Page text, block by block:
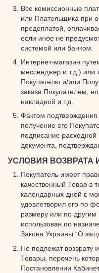
Все комиссионные
или Плательщика при
предоплатой,
если иное не
системой или банком.
Интернет-магазин
мессенджер и т.д.)
Покупателю и/или
заказа Покупателем,
накладной и т.д.
Фактом подтверждения
получение его
подписание
документа,
УСЛОВИЯ ВОЗВРАТА
Покупатель имеет
качественный Товар в
календарных дней с
удовлетворил его по
размеру или по
использован по
Закона Украины “О
Не подлежат возврату
Товары, перечень
Постановлении